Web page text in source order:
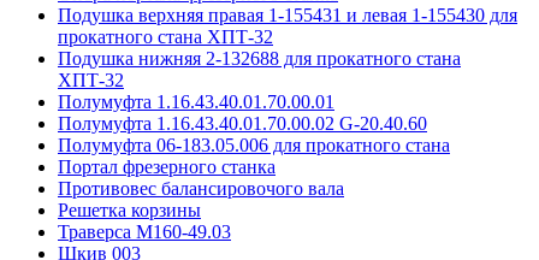
Подушка верхняя правая 1-155431 и левая 1-155430 для
прокатного стана ХПТ-32
Подушка нижняя 2-132688 для прокатного стана
ХПТ-32
Полумуфта 1.16.43.40.01.70.00.01
Полумуфта 1.16.43.40.01.70.00.02 G-20.40.60
Полумуфта 06-183.05.006 для прокатного стана
Портал фрезерного станка
Противовес балансировочого вала
Решетка корзины
Траверса М160-49.03
Шкив 003